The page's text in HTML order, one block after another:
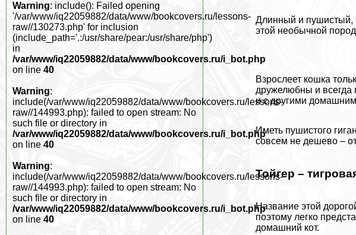
Длинный и пушистый,
этой необычной
Взрослеет кошка
дружелюбны и всегда
и с другими
Иметь пушистого
совсем не дешево –
Тойгер –
Название этой
поэтому легко
домашний кот.
Warning: include(): Failed opening
'/var/www/iq22059882/data/www/bookcovers.ru/lessons-
raw//130273.php' for inclusion
(include_path='.:/usr/share/pear:/usr/share/php')
in
/var/www/iq22059882/data/www/bookcovers.ru/i_bot.php
on line 40
Warning:
include(/var/www/iq22059882/data/www/bookcovers.ru/lessons-
raw//144993.php): failed to open stream: No
such file or directory in
/var/www/iq22059882/data/www/bookcovers.ru/i_bot.php
on line 40
Warning:
include(/var/www/iq22059882/data/www/bookcovers.ru/lessons-
raw//144993.php): failed to open stream: No
such file or directory in
/var/www/iq22059882/data/www/bookcovers.ru/i_bot.php
on line 40